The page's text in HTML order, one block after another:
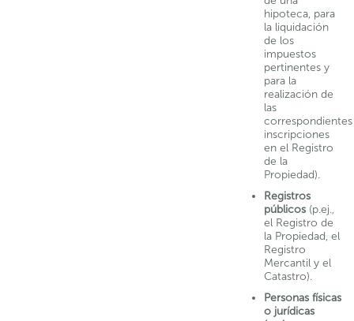
hipoteca, para
la liquidación
de los
impuestos
pertinentes y
para la
realización de
las
correspondientes
inscripciones
en el Registro
de la
Propiedad).
Registros
públicos (p.ej.,
el Registro de
la Propiedad, el
Registro
Mercantil y el
Catastro).
Personas físicas
o jurídicas